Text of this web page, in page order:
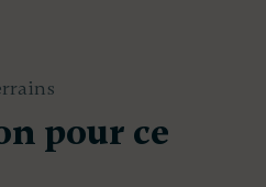
pour ce